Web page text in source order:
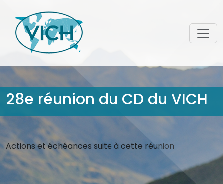
28e réunion du CD du VICH
Actions et échéances suite à cette réunion